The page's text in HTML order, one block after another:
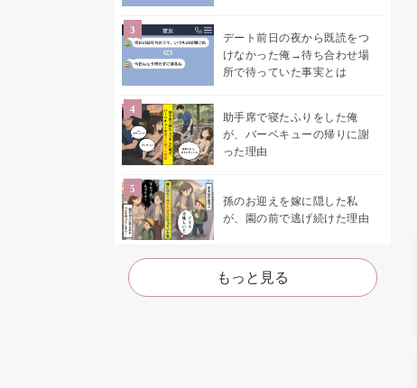
デート前日の夜から既読をつ
けなかった俺→待ち合わせ場
所で待っていた事実とは
助手席で寝たふりをした俺
が、バーベキューの帰りに謝
った理由
孫のお迎えを嫁に隠した私
が、園の前で逃げ続けた理由
もっと見る